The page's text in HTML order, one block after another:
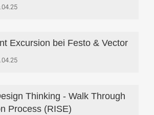
Excursion bei Festo & Vector
Thinking - Walk Through
Process (RISE)